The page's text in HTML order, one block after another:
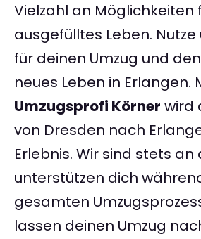
Vielzahl an Möglichkeiten
ausgefülltes Leben. Nutze
für deinen Umzug und
neues Leben in Erlangen.
Umzugsprofi Körner wird
von Dresden nach
Erlebnis. Wir sind stets an
unterstützen dich
gesamten
lassen deinen Umzug